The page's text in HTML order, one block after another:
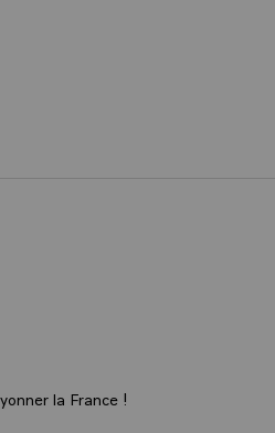
la France !